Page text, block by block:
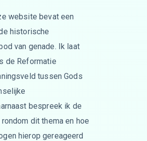
website bevat een
historische
van genade. Ik laat
de Reformatie
tussen Gods
bespreek ik de
dit thema en hoe
hierop gereageerd